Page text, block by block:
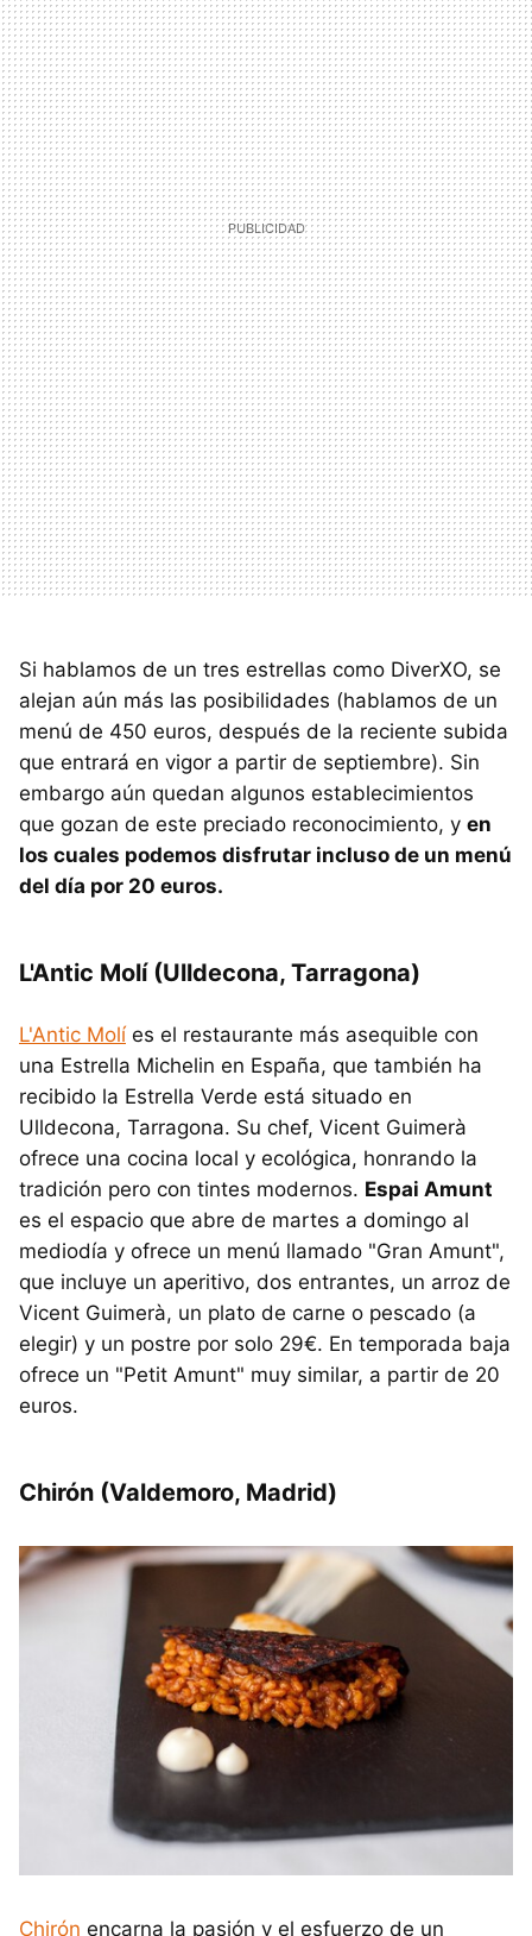
Si hablamos de un tres estrellas como DiverXO, se
alejan aún más las posibilidades (hablamos de un
menú de 450 euros, después de la reciente subida
que entrará en vigor a partir de septiembre). Sin
embargo aún quedan algunos establecimientos
que gozan de este preciado reconocimiento, y en
los cuales podemos disfrutar incluso de un menú
del día por 20 euros.
L'Antic Molí (Ulldecona, Tarragona)
L'Antic Molíes el restaurante más asequible con
una Estrella Michelin en España, que también ha
recibido la Estrella Verde está situado en
Ulldecona, Tarragona. Su chef, Vicent Guimerà
ofrece una cocina local y ecológica, honrando la
tradición pero con tintes modernos. Espai Amunt
es el espacio que abre de martes a domingo al
mediodía y ofrece un menú llamado "Gran Amunt",
que incluye un aperitivo, dos entrantes, un arroz de
Vicent Guimerà, un plato de carne o pescado (a
elegir) y un postre por solo 29€. En temporada baja
ofrece un "Petit Amunt" muy similar, a partir de 20
euros.
Chirón (Valdemoro, Madrid)
Chirón encarna la pasión y el esfuerzo de un